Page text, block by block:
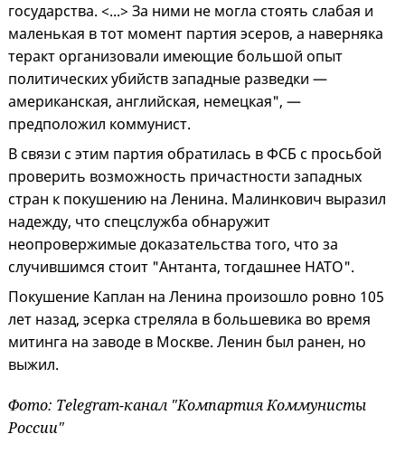
государства. <...> За ними не могла стоять слабая и
маленькая в тот момент партия эсеров, а наверняка
теракт организовали имеющие большой опыт
политических убийств западные разведки —
американская, английская, немецкая", —
предположил коммунист.
В связи с этим партия обратилась в ФСБ с просьбой
проверить возможность причастности западных
стран к покушению на Ленина. Малинкович выразил
надежду, что спецслужба обнаружит
неопровержимые доказательства того, что за
случившимся стоит "Антанта, тогдашнее НАТО".
Покушение Каплан на Ленина произошло ровно 105
лет назад, эсерка стреляла в большевика во время
митинга на заводе в Москве. Ленин был ранен, но
выжил.
Фото: Telegram-канал "Компартия Коммунисты
России"